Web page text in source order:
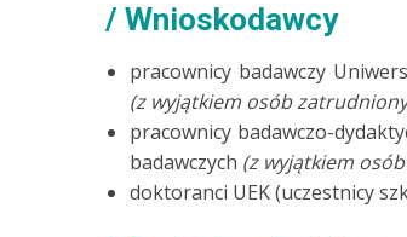
Wnioskodawcy
pracownicy badawczy
(z wyjątkiem osób
pracownicy badawczo-
badawczych (z wyjątkiem
doktoranci UEK (uczestnicy